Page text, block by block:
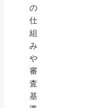
の
仕
組
み
や
審
査
基